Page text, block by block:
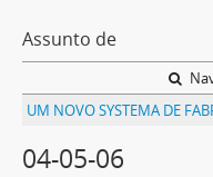
Assunto de
04-05-06